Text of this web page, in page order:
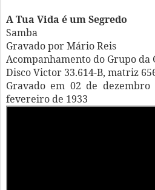
A Tua Vida é um Segredo
Samba
Gravado por Mário Reis
Acompanhamento do Grupo da
Disco Victor 33.614-B, matriz
Gravado em 02 de
fevereiro de 1933